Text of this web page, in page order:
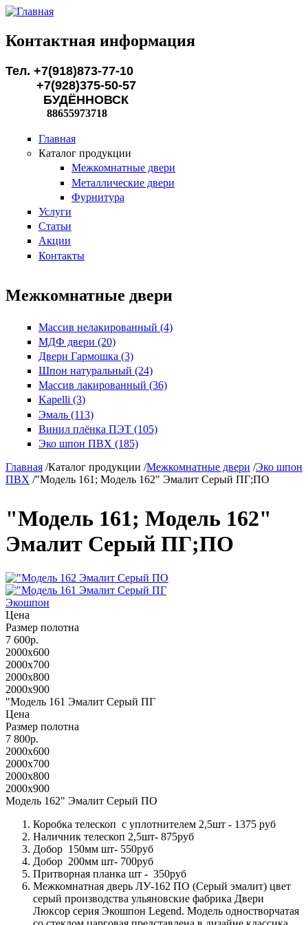
Перейти к основному содержанию
Контактная информация
Тел. +7(918)873-77-10
+7(928)375-50-57
БУДЁННОВСК
88655973718
Главная
Каталог продукции
Межкомнатные двери
Металлические двери
Фурнитура
Услуги
Статьи
Акции
Контакты
Межкомнатные двери
Массив нелакированный (4)
МДФ двери (20)
Двери Гармошка (3)
Шпон натуральный (24)
Массив лакированный (36)
Kapelli (3)
Эмаль (113)
Винил плёнка ПЭТ (105)
Эко шпон ПВХ (185)
Главная /Каталог продукции /Межкомнатные двери /Эко шпон
ПВХ /"Модель 161; Модель 162" Эмалит Серый ПГ;ПО
"Модель 161; Модель 162"
Эмалит Серый ПГ;ПО
Экошпон
Цена
Размер полотна
7 600р.
2000x600
2000x700
2000x800
2000x900
"Модель 161 Эмалит Серый ПГ
Цена
Размер полотна
7 800р.
2000x600
2000x700
2000x800
2000x900
Модель 162" Эмалит Серый ПО
Коробка телескоп с уплотнителем 2,5шт - 1375 руб
Наличник телескоп 2,5шт- 875руб
Добор 150мм шт- 550руб
Добор 200мм шт- 700руб
Притворная планка шт - 350руб
Межкомнатная дверь ЛУ-162 ПО (Серый эмалит) цвет
серый производства ульяновские фабрика Двери
Люксор серия Экошпон Legend. Модель одностворчатая